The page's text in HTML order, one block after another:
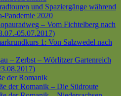
und Spaziergänge während
Pandemie 2020
– Vom Fichtelberg nach
05.07.2017)
1: Von Salzwedel nach
– Zerbst – Wörlitzer Gartenreich
der Romanik
der Romanik – Die Südroute